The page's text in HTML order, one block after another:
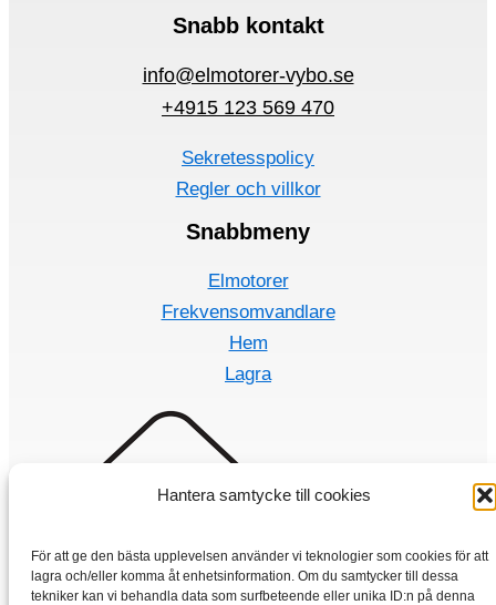
Hantera samtycke till cookies
För att ge den bästa upplevelsen använder vi teknologier som cookies för att
lagra och/eller komma åt enhetsinformation. Om du samtycker till dessa
tekniker kan vi behandla data som surfbeteende eller unika ID:n på denna
Snabb kontakt
info@elmotorer-vybo.se
+4915 123 569 470
Sekretesspolicy
Regler och villkor
Snabbmeny
Elmotorer
Frekvensomvandlare
Hem
Lagra